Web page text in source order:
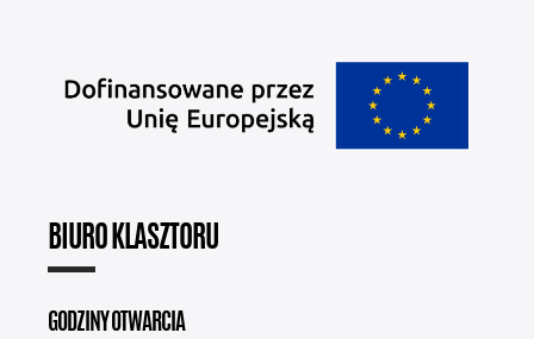
BIURO KLASZTORU
GODZINY OTWARCIA